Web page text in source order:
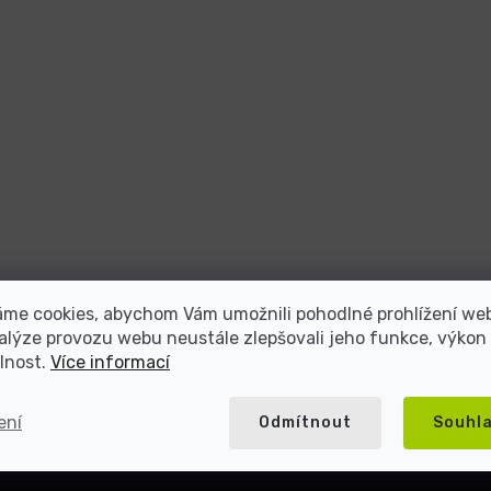
cookies, abychom Vám umožnili pohodlné prohlížení
provozu webu neustále zlepšovali jeho funkce, výkon
Více informací
Odmítnout
repasované elektroniky s více
zákazníků
Přes 20 let na trhu